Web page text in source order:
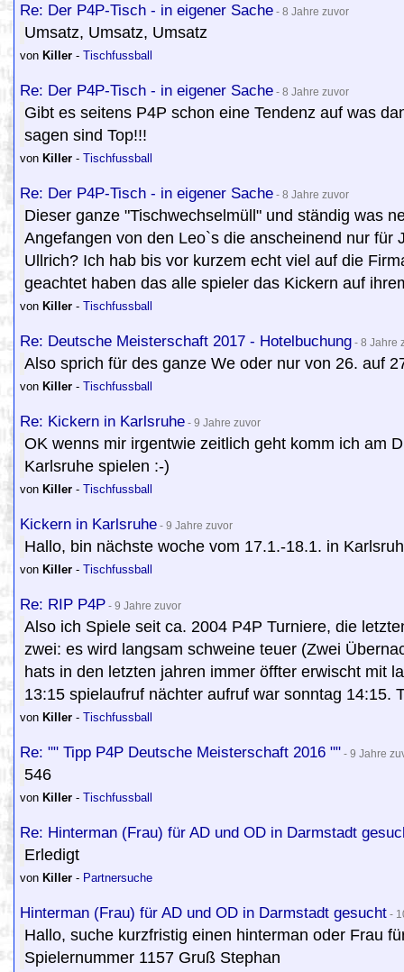
Re: Der P4P-Tisch - in eigener Sache - 8 Jahre zuvor
Umsatz, Umsatz, Umsatz
von Killer - Tischfussball
Re: Der P4P-Tisch - in eigener Sache - 8 Jahre zuvor
Gibt es seitens P4P schon eine Tendenz auf was
sagen sind Top!!!
von Killer - Tischfussball
Re: Der P4P-Tisch - in eigener Sache - 8 Jahre zuvor
Dieser ganze "Tischwechselmüll" und ständig was
Angefangen von den Leo`s die anscheinend nur
Ullrich? Ich hab bis vor kurzem echt viel auf die
geachtet haben das alle spieler das Kickern auf
von Killer - Tischfussball
Re: Deutsche Meisterschaft 2017 - Hotelbuchung - 8 Jahre
Also sprich für des ganze We oder nur von 26. auf
von Killer - Tischfussball
Re: Kickern in Karlsruhe - 9 Jahre zuvor
OK wenns mir irgentwie zeitlich geht komm ich am
Karlsruhe spielen :-)
von Killer - Tischfussball
Kickern in Karlsruhe - 9 Jahre zuvor
Hallo, bin nächste woche vom 17.1.-18.1. in
von Killer - Tischfussball
Re: RIP P4P - 9 Jahre zuvor
Also ich Spiele seit ca. 2004 P4P Turniere, die
zwei: es wird langsam schweine teuer (Zwei
hats in den letzten jahren immer öffter erwischt mit
13:15 spielaufruf nächter aufruf war sonntag 14:15.
von Killer - Tischfussball
Re: "" Tipp P4P Deutsche Meisterschaft 2016 "" - 9 Jahre
546
von Killer - Tischfussball
Re: Hinterman (Frau) für AD und OD in Darmstadt
Erledigt
von Killer - Partnersuche
Hinterman (Frau) für AD und OD in Darmstadt gesucht -
Hallo, suche kurzfristig einen hinterman oder Frau
Spielernummer 1157 Gruß Stephan